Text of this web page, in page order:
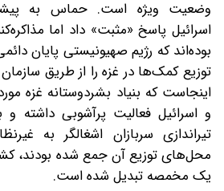
اسرائیل پاسخ «مثبت» داد اما
بوده‌اند که رژیم صهیونیستی پایان
توزیع کمک‌ها در غزه را از طریق
اینجاست که بنیاد بشردوستانه غزه
و اسرائیل فعالیت پرآشوبی داشته و
تیراندازی سربازان اشغالگر به
محل‌های توزیع آن جمع شده بودند،
یک مخمصه تبدیل شده‌ است.